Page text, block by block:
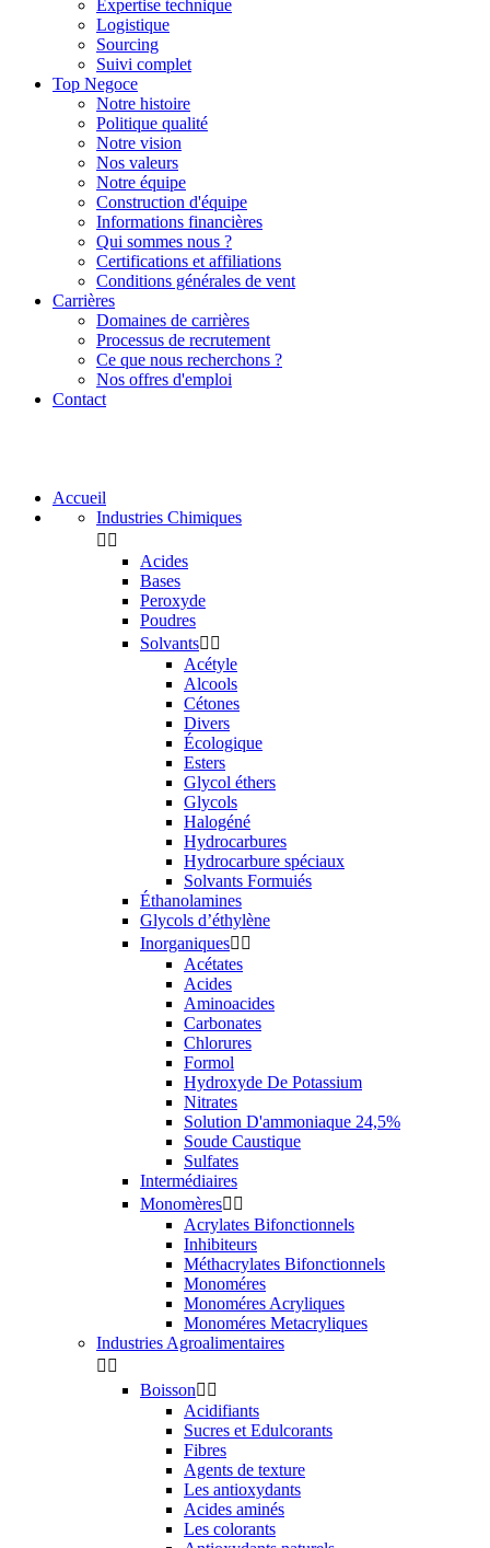
Expertise technique
Logistique
Sourcing
Suivi complet
Top Negoce
Notre histoire
Politique qualité
Notre vision
Nos valeurs
Notre équipe
Construction d'équipe
Informations financières
Qui sommes nous ?
Certifications et affiliations
Conditions générales de vent
Carrières
Domaines de carrières
Processus de recrutement
Ce que nous recherchons ?
Nos offres d'emploi
Contact
Accueil
Industries Chimiques
 
Acides
Bases
Peroxyde
Poudres
Solvants 
Acétyle
Alcools
Cétones
Divers
Écologique
Esters
Glycol éthers
Glycols
Halogéné
Hydrocarbures
Hydrocarbure spéciaux
Solvants Formuiés
Éthanolamines
Glycols d’éthylène
Inorganiques 
Acétates
Acides
Aminoacides
Carbonates
Chlorures
Formol
Hydroxyde De Potassium
Nitrates
Solution D'ammoniaque 24,5%
Soude Caustique
Sulfates
Intermédiaires
Monomères 
Acrylates Bifonctionnels
Inhibiteurs
Méthacrylates Bifonctionnels
Monoméres
Monoméres Acryliques
Monoméres Metacryliques
Industries Agroalimentaires
 
Boisson 
Acidifiants
Sucres et Edulcorants
Fibres
Agents de texture
Les antioxydants
Acides aminés
Les colorants